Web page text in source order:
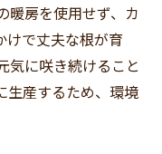
暖房を使用せず、カ
けで丈夫な根が育
気に咲き続けること
生産するため、環境